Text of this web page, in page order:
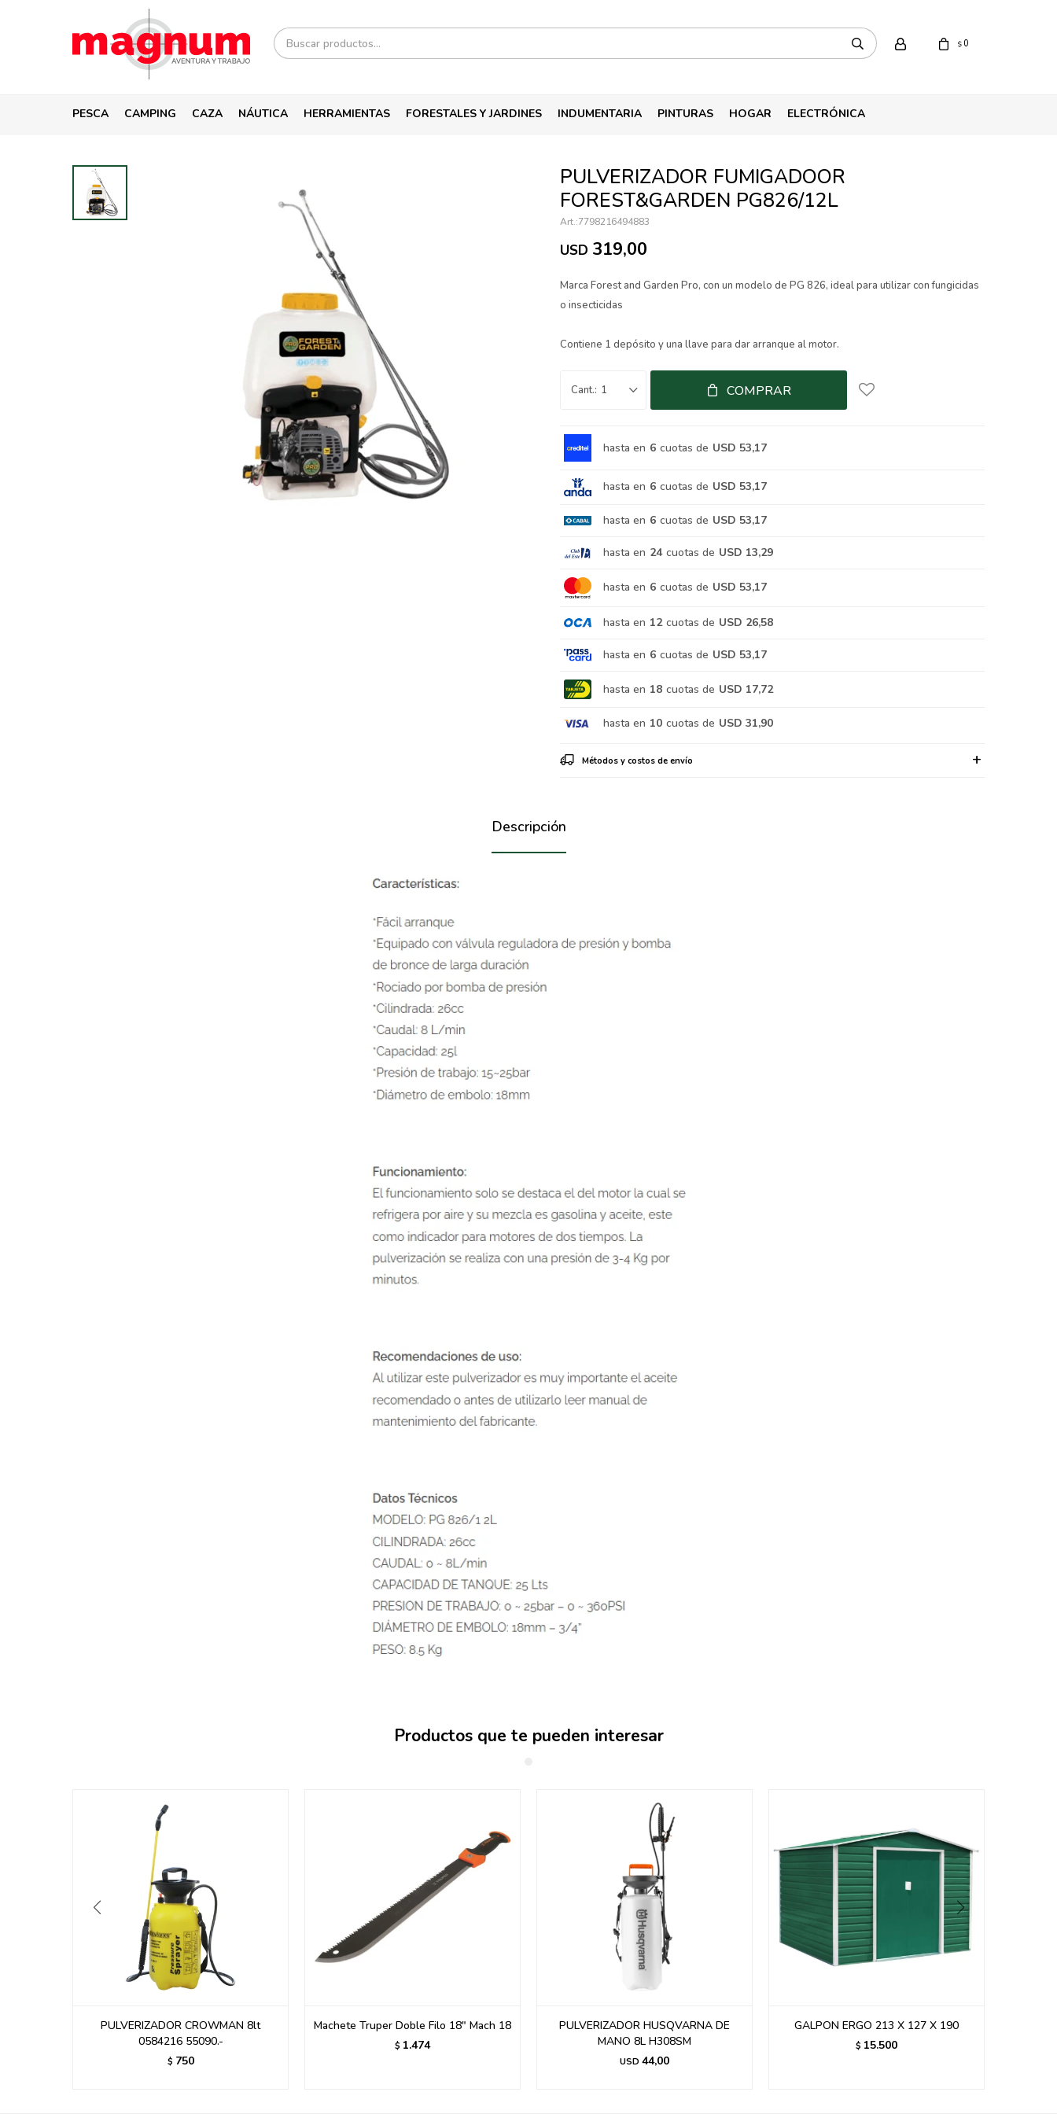
PESCA CAMPING CAZA NÁUTICA HERRAMIENTAS FORESTALES Y JARDINES INDUMENTARIA PINTURAS HOGAR ELECTRÓNICA
$ 0
PULVERIZADOR FUMIGADOOR
FOREST&GARDEN PG826/12L
7798216494883
USD 319,00
Marca Forest and Garden Pro, con un modelo de PG 826, ideal para utilizar con fungicidas
o insecticidas
Contiene 1 depósito y una llave para dar arranque al motor.
1 COMPRAR
hasta en 6 cuotas de USD 53,17
hasta en 6 cuotas de USD 53,17
hasta en 6 cuotas de USD 53,17
hasta en 24 cuotas de USD 13,29
hasta en 6 cuotas de USD 53,17
hasta en 12 cuotas de USD 26,58
hasta en 6 cuotas de USD 53,17
hasta en 18 cuotas de USD 17,72
hasta en 10 cuotas de USD 31,90
Métodos y costos de envío
Descripción
Productos que te pueden interesar
PULVERIZADOR CROWMAN 8lt
0584216 55090.-
$ 750
Machete Truper Doble Filo 18" Mach 18
$ 1.474
PULVERIZADOR HUSQVARNA DE
MANO 8L H308SM
USD 44,00
GALPON ERGO 213 X 127 X 190
$ 15.500